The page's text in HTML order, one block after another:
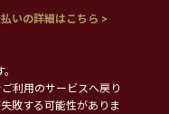
いの詳細はこちら >
利用のサービスへ戻り
敗する可能性がありま